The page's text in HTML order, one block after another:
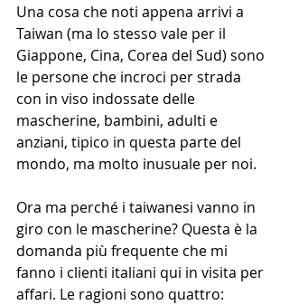
Una cosa che noti appena arrivi a
Taiwan (ma lo stesso vale per il
Giappone, Cina, Corea del Sud) sono
le persone che incroci per strada
con in viso indossate delle
mascherine, bambini, adulti e
anziani, tipico in questa parte del
mondo, ma molto inusuale per noi.
Ora ma perché i taiwanesi vanno in
giro con le mascherine? Questa è la
domanda più frequente che mi
fanno i clienti italiani qui in visita per
affari. Le ragioni sono quattro: